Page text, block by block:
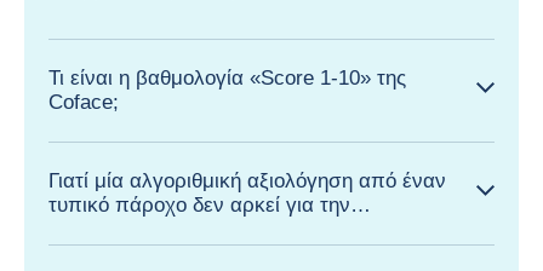
Τι είναι η βαθμολογία «Score 1-10» της
Coface;
Γιατί μία αλγοριθμική αξιολόγηση από έναν
τυπικό πάροχο δεν αρκεί για την
των προμηθευτών σας;